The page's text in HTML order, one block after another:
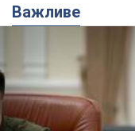
З 1 вересня
зарплати:
Одночасно з
анонсував
7.08.2026 00:29